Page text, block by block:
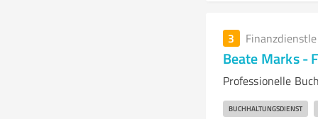
3
Beate Marks -
Professionelle
BUCHHALTUNGSDIENST